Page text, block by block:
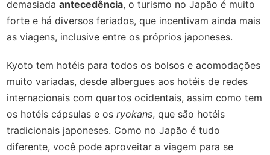
demasiadaantecedência, o turismo no Japão é muito
forte e há diversos feriados, que incentivam ainda mais
as viagens, inclusive entre os próprios japoneses.
Kyoto tem hotéis para todos os bolsos e acomodações
muito variadas, desde albergues aos hotéis de redes
internacionais com quartos ocidentais, assim como tem
os hotéis cápsulas e osryokans, que são hotéis
tradicionais japoneses. Como no Japão é tudo
diferente, você pode aproveitar a viagem para se